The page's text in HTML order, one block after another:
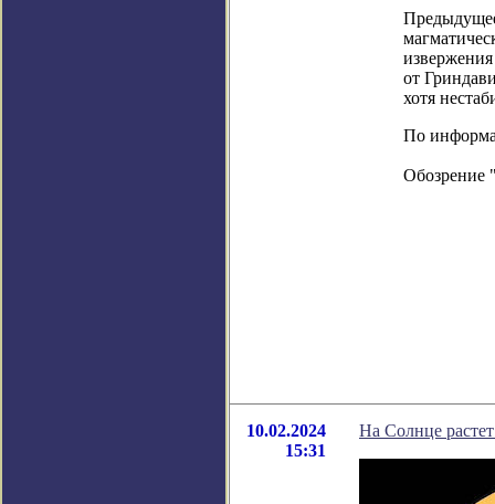
от
хотя
По
Обозрение
10.02.2024
15:31
На Солнце